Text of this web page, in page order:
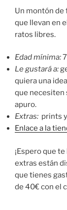
Un montón de
que llevan en
ratos libres.
Edad mínima:
Le gustará a:
quiera una
que necesiten
apuro.
Extras: prints
Enlace a la
¡Espero que
extras están
que tienes
de 40€ con el